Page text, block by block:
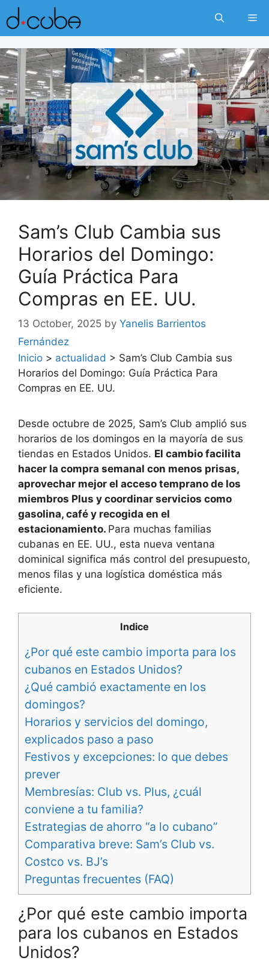
Skip
to
content
Sam’s Club Cambia sus
Horarios del Domingo:
Guía Práctica Para
Compras en EE. UU.
13 October, 2025 by Yanelis Barrientos
Fernández
Inicio > actualidad > Sam’s Club Cambia sus
Horarios del Domingo: Guía Práctica Para
Compras en EE. UU.
Desde octubre de 2025, Sam’s Club amplió sus
horarios de los domingos en la mayoría de sus
tiendas en Estados Unidos. El cambio facilita
hacer la compra semanal con menos prisas,
aprovechar mejor el acceso temprano de los
miembros Plus y coordinar servicios como
gasolina, café y recogida en el
estacionamiento. Para muchas familias
cubanas en EE. UU., esta nueva ventana
dominical significa más control del presupuesto,
menos filas y una logística doméstica más
eficiente.
Indice
¿Por qué este cambio importa para los
cubanos en Estados Unidos?
¿Qué cambió exactamente en los
domingos?
Horarios y servicios del domingo,
explicados paso a paso
Festivos y excepciones: lo que debes
prever
Membresías: Club vs. Plus, ¿cuál
conviene a tu familia?
Estrategias de ahorro “a lo cubano”
Comparativa breve: Sam’s Club vs.
Costco vs. BJ’s
Preguntas frecuentes (FAQ)
¿Por qué este cambio importa
para los cubanos en Estados
Unidos?